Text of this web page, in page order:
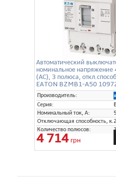
Автоматический
номинальное
(АС), 3 полюса,
EATON BZMB1-A50
Производитель:
Серия:
Номинальный ток, А:
Отключающая способность,
Количество полюсов:
4 714грн